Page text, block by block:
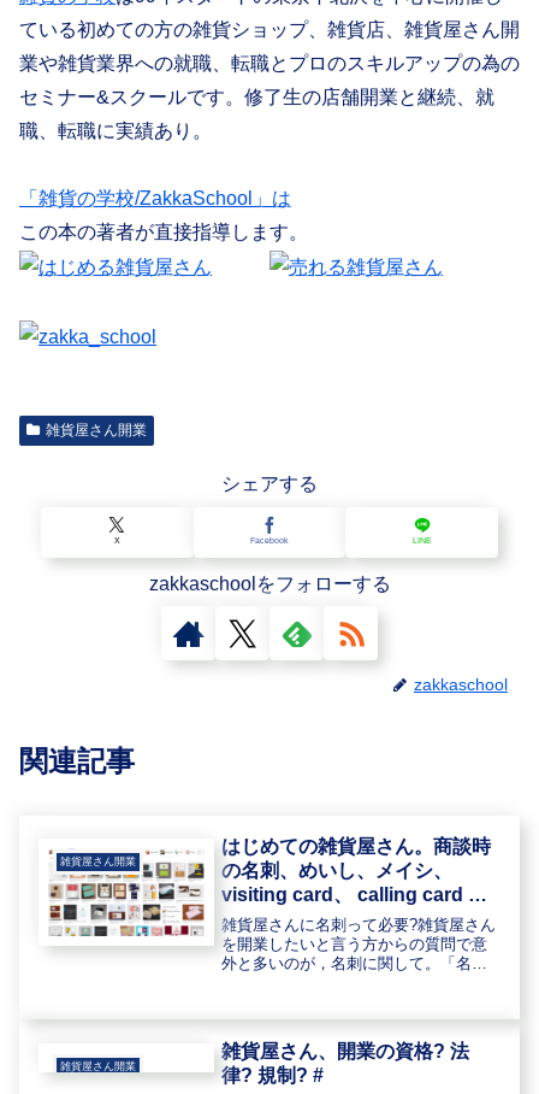
ている初めての方の雑貨ショップ、雑貨店、雑貨屋さん開
業や雑貨業界への就職、転職とプロのスキルアップの為の
セミナー&スクールです。修了生の店舗開業と継続、就
職、転職に実績あり。
「雑貨の学校/ZakkaSchool」は
この本の著者が直接指導します。
雑貨屋さん開業
シェアする
X Facebook LINE
zakkaschoolをフォローする
zakkaschool
関連記事
雑貨屋さん開業
はじめての雑貨屋さん。商談時
の名刺、めいし、メイシ、
visiting card、 calling card 、
business card…… ##
雑貨屋さんに名刺って必要?雑貨屋さん
を開業したいと言う方からの質問で意
外と多いのが，名刺に関して。「名刺
が怖い」などなど。多いときには15人
程度のセミナー参加の方の中で5人...
雑貨屋さん開業
雑貨屋さん、開業の資格? 法
律? 規制? #